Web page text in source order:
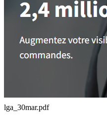
lga_30mar.pdf